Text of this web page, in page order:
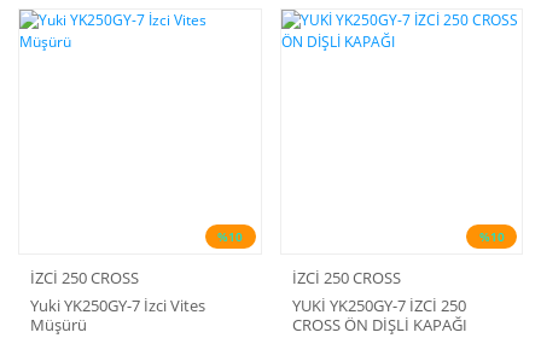
%10
İZCİ 250 CROSS
Yuki YK250GY-7 İzci Vites
Müşürü
%10
İZCİ 250 CROSS
YUKİ YK250GY-7 İZCİ 250
CROSS ÖN DİŞLİ KAPAĞI